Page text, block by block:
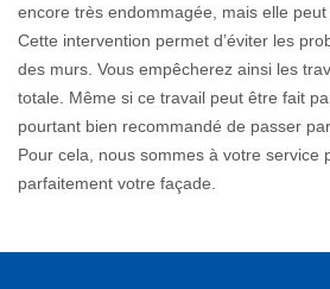
encore très endommagée, mais elle peut
Cette intervention permet d’éviter les
des murs. Vous empêcherez ainsi les
totale. Même si ce travail peut être fait
pourtant bien recommandé de passer
Pour cela, nous sommes à votre service
parfaitement votre façade.